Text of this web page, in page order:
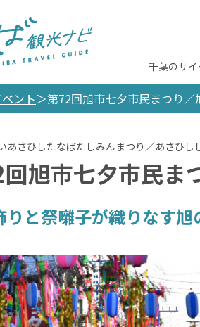
千葉のサ
ント 第72回旭市七夕市民まつり／
旭市七夕市民ま
りと祭囃子が織りなす旭